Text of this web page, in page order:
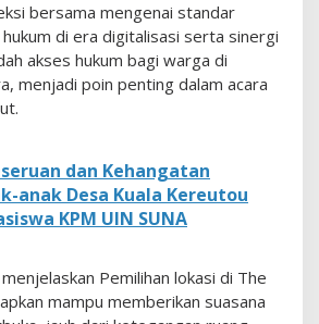
bersama mengenai standar
di era digitalisasi serta sinergi
akses hukum bagi warga di
menjadi poin penting dalam acara
dan Kehangatan
anak Desa Kuala Kereutou
KPM UIN SUNA
Pemilihan lokasi di The
mampu memberikan suasana